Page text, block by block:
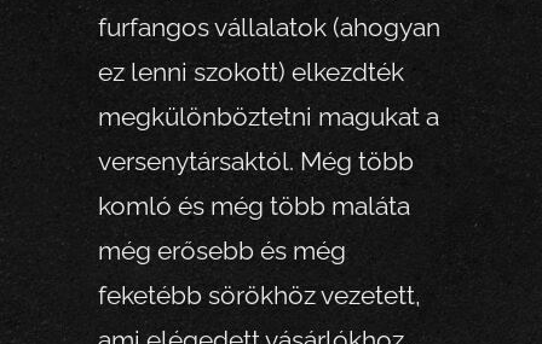
furfangos vállalatok (ahogyan
ez lenni szokott) elkezdték
megkülönböztetni magukat a
versenytársaktól. Még több
komló és még több maláta
még erősebb és még
feketébb sörökhöz vezetett,